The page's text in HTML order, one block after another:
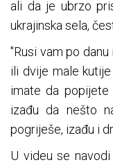
ali da je ubrzo
ukrajinska sela,
"Rusi vam po
ili dvije male
imate da
izađu da nešto
pogriješe, izađu i
U videu se